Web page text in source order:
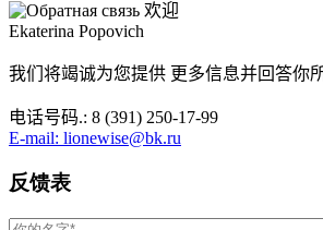
欢迎
Ekaterina Popovich
我们将竭诚为您提供 更多信息并回答你
电话号码.: 8 (391) 250-17-99
E-mail: lionewise@bk.ru
反馈表